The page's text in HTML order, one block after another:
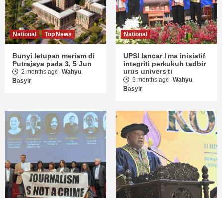
National Top News
Bunyi letupan meriam di
Putrajaya pada 3, 5 Jun
2 months ago Wahyu
Basyir
National
UPSI lancar lima inisiatif
integriti perkukuh tadbir
urus universiti
9 months ago Wahyu
Basyir